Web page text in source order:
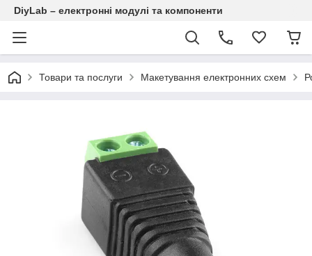
DiyLab – електронні модулі та компоненти
Товари та послуги Макетування електронних схем